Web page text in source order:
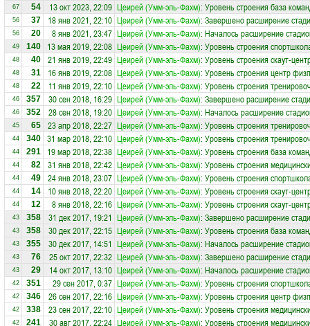
67 54 13 окт 2023, 22:09 Цеирей (Умм-эль-Фахм): Уровень строения база
56 37 18 янв 2021, 22:10 Цеирей (Умм-эль-Фахм): Завершено расширение
56 20 8 янв 2021, 23:47 Цеирей (Умм-эль-Фахм): Началось расширение
49 140 13 мая 2019, 22:08 Цеирей (Умм-эль-Фахм): Уровень строения
48 40 21 янв 2019, 22:49 Цеирей (Умм-эль-Фахм): Уровень строения скаут-
48 31 16 янв 2019, 22:08 Цеирей (Умм-эль-Фахм): Уровень строения центр
48 22 11 янв 2019, 22:10 Цеирей (Умм-эль-Фахм): Уровень строения
46 357 30 сен 2018, 16:29 Цеирей (Умм-эль-Фахм): Завершено расширение
46 352 28 сен 2018, 19:20 Цеирей (Умм-эль-Фахм): Началось расширение
45 65 23 апр 2018, 22:27 Цеирей (Умм-эль-Фахм): Уровень строения
44 340 31 мар 2018, 22:10 Цеирей (Умм-эль-Фахм): Уровень строения
44 291 19 мар 2018, 22:38 Цеирей (Умм-эль-Фахм): Уровень строения база
44 82 31 янв 2018, 22:42 Цеирей (Умм-эль-Фахм): Уровень строения
44 49 24 янв 2018, 23:07 Цеирей (Умм-эль-Фахм): Уровень строения
44 14 10 янв 2018, 22:20 Цеирей (Умм-эль-Фахм): Уровень строения скаут-
44 12 8 янв 2018, 22:16 Цеирей (Умм-эль-Фахм): Уровень строения скаут-
43 358 31 дек 2017, 19:21 Цеирей (Умм-эль-Фахм): Завершено расширение
43 358 30 дек 2017, 22:15 Цеирей (Умм-эль-Фахм): Уровень строения база
43 355 30 дек 2017, 14:51 Цеирей (Умм-эль-Фахм): Началось расширение
43 76 25 окт 2017, 22:32 Цеирей (Умм-эль-Фахм): Завершено расширение
43 29 14 окт 2017, 13:10 Цеирей (Умм-эль-Фахм): Началось расширение
42 351 29 сен 2017, 0:37 Цеирей (Умм-эль-Фахм): Уровень строения
42 346 26 сен 2017, 22:16 Цеирей (Умм-эль-Фахм): Уровень строения центр
42 338 23 сен 2017, 22:10 Цеирей (Умм-эль-Фахм): Уровень строения
42 241 30 авг 2017, 22:24 Цеирей (Умм-эль-Фахм): Уровень строения